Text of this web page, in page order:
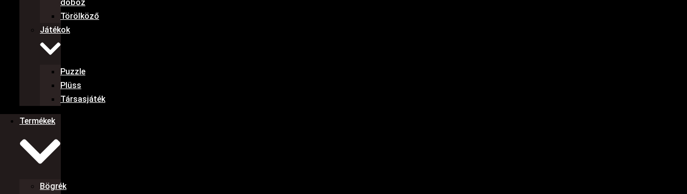
doboz
Törölköző
Játékok
Puzzle
Plüss
Társasjáték
Termékek
Bögrék